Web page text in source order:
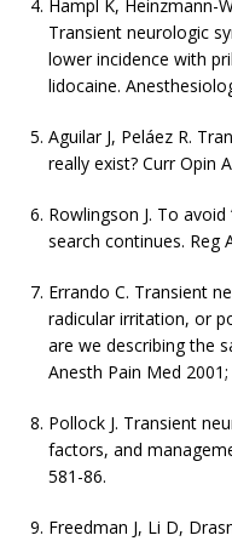
Hampl K, Heinzmann-
Transient neurologic
lower incidence with
lidocaine.
Aguilar J, Peláez R.
really exist? Curr Opin
Rowlingson J. To
search continues. Reg
Errando C. Transient
radicular irritation, or
are we describing the
Anesth Pain Med 2001;
Pollock J. Transient
factors, and
581-86.
Freedman J, Li D,